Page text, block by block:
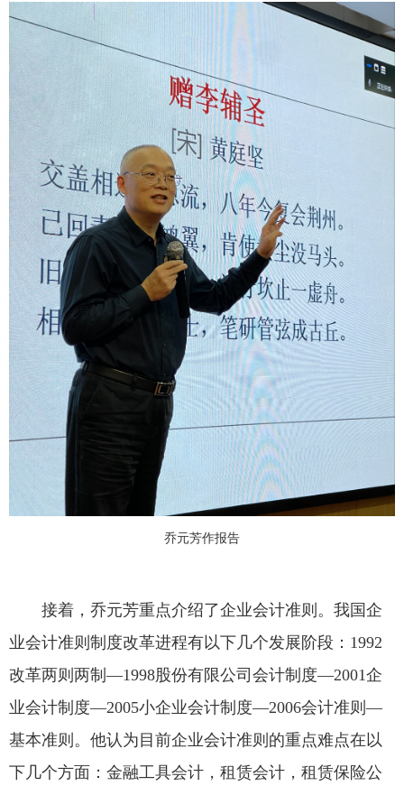
乔元芳作报告
接着，乔元芳重点介绍了企业会计准则。我国企
业会计准则制度改革进程有以下几个发展阶段：1992
改革两则两制—1998股份有限公司会计制度—2001企
业会计制度—2005小企业会计制度—2006会计准则—
基本准则。他认为目前企业会计准则的重点难点在以
下几个方面：金融工具会计，租赁会计，租赁保险公